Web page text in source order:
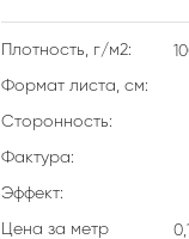
Плотность, г/м2:
Формат листа, см:
Сторонность:
Фактура:
Эффект:
Цена за метр